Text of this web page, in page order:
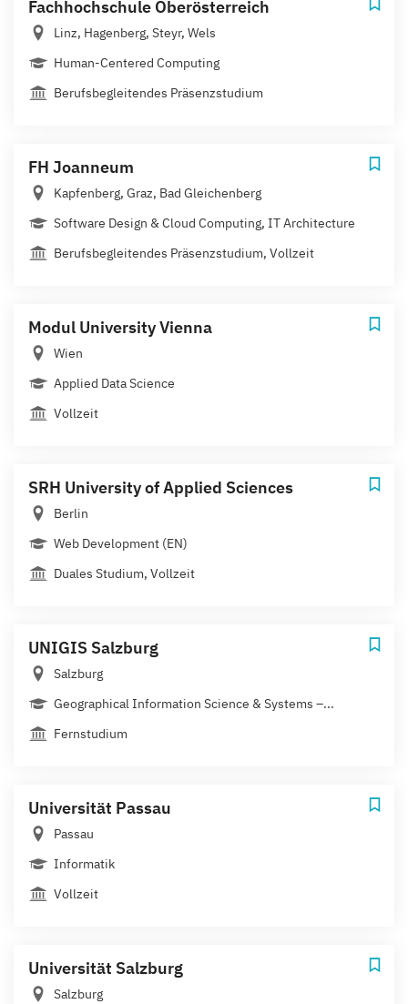
Fachhochschule Oberösterreich
Linz, Hagenberg, Steyr, Wels
Human-Centered Computing
Berufsbegleitendes Präsenzstudium
FH Joanneum
Kapfenberg, Graz, Bad Gleichenberg
Software Design & Cloud Computing, IT Architecture
Berufsbegleitendes Präsenzstudium, Vollzeit
Modul University Vienna
Wien
Applied Data Science
Vollzeit
SRH University of Applied Sciences
Berlin
Web Development (EN)
Duales Studium, Vollzeit
UNIGIS Salzburg
Salzburg
Geographical Information Science & Systems –...
Fernstudium
Universität Passau
Passau
Informatik
Vollzeit
Universität Salzburg
Salzburg